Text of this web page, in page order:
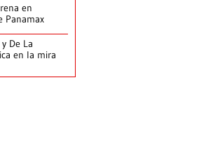
en
Panamax
De La
en la mira